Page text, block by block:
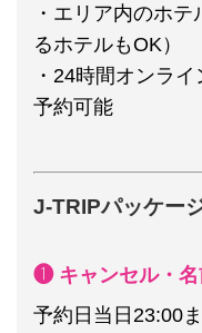
・エリア内のホ
るホテルもOK）
・24時間オンラ
予約可能
J-TRIPパッケー
❶ キャンセル・名
予約日当日23:00